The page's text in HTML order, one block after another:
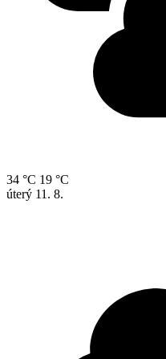
34 °C 19 °C
úterý 11. 8.